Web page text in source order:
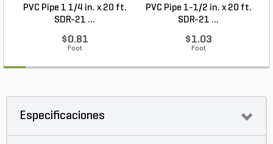
PVC Pipe 1 1/4 in. x 20 ft.
SDR-21 ...
$0.81
Foot
PVC Pipe 1-1/2 in. x 20 ft.
SDR-21 ...
$1.03
Foot
Especificaciones